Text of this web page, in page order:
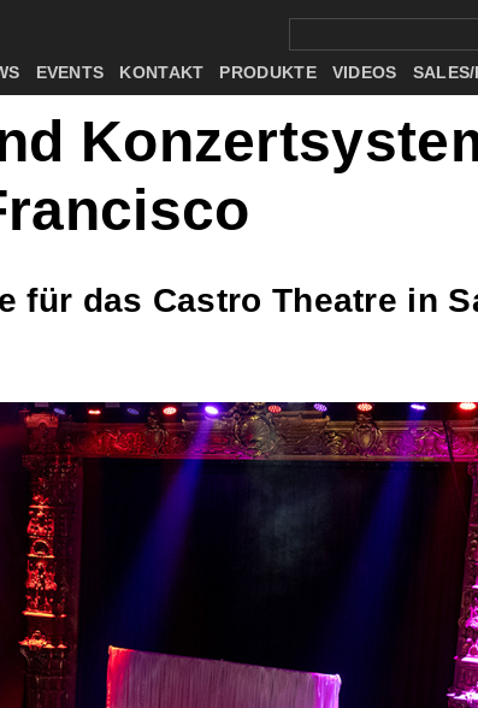
EVENTS KONTAKT PRODUKTE VIDEOS
für das Castro Theatre in